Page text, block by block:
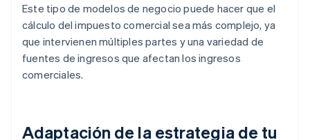
Este tipo de modelos de negocio puede hacer que el
cálculo del impuesto comercial sea más complejo, ya
que intervienen múltiples partes y una variedad de
fuentes de ingresos que afectan los ingresos
comerciales.
Adaptación de la estrategia de tu